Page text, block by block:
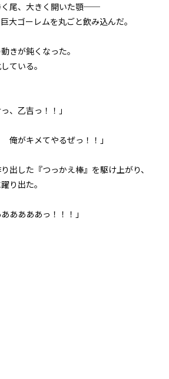
尾、大きく開いた顎──
大ゴーレムを丸ごと飲み込んだ。
きが鈍くなった。
ている。
、乙吉っ！！」
俺がキメてやるぜっ！！」
出した『つっかえ棒』を駆け上がり、
り出た。
ああああっ！！！」